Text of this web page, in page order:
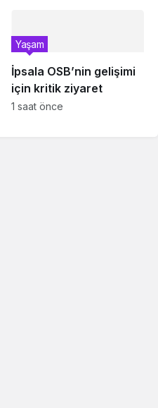
İpsala OSB’nin gelişimi
için kritik ziyaret
Yaşam
1 saat önce